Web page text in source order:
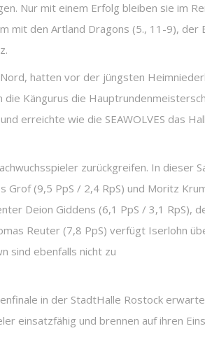
Nur mit einem Erfolg bleiben sie im
mit den Artland Dragons (5., 11-9), der
hatten vor der jüngsten
die Kängurus die
erreichte wie die SEAWOLVES das
zurückgreifen. In dieser
Grof (9,5 PpS / 2,4 RpS) und Moritz
Deion Giddens (6,1 PpS / 3,1 RpS),
Reuter (7,8 PpS) verfügt Iserlohn
sind ebenfalls nicht zu
in der StadtHalle Rostock
einsatzfähig und brennen auf ihren